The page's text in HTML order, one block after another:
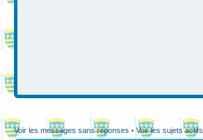
Voir les messages sans réponses •Voir les sujets actifs